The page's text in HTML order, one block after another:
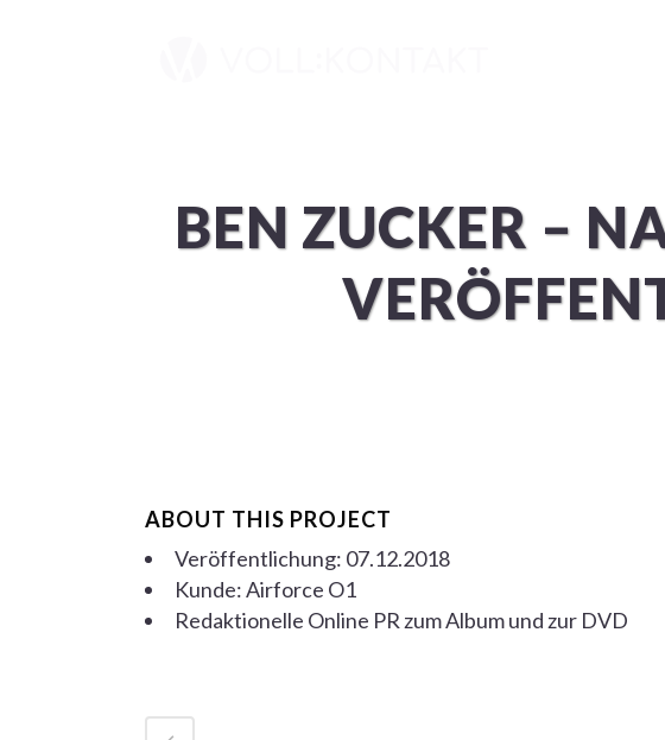
BEN ZUCKER –
ABOUT THIS PROJECT
Veröffentlichung: 07.12.2018
Kunde: Airforce O1
Redaktionelle Online PR zum Album und zur DVD